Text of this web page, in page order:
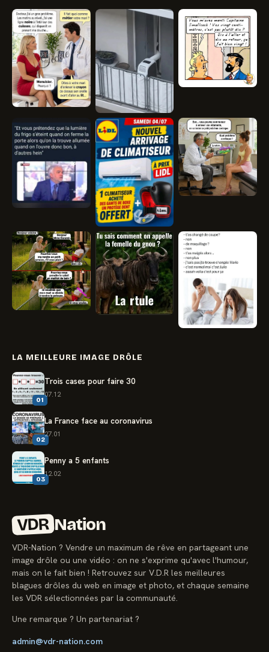
LA MEILLEURE IMAGE DRÔLE
01
Trois cases pour faire 30
07.12
02
La France face au coronavirus
27.01
03
Penny a 5 enfants
12.02
VDR Nation
VDR-Nation ? Vendre un maximum de rêve en partageant une
image drôle ou une vidéo : on ne s'exprime qu'avec l'humour,
mais on le fait bien ! Retrouvez sur V.D.R les meilleures
blagues drôles du web en image et photo, et chaque semaine
les VDR sélectionnées par la communauté.
Une remarque ? Un partenariat ?
admin@vdr-nation.com